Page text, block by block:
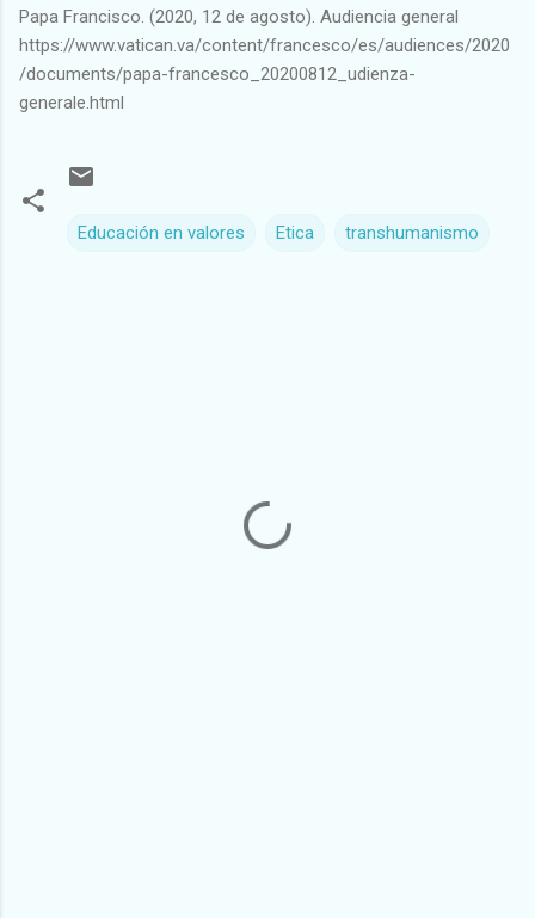
Papa Francisco. (2020, 12 de agosto). Audiencia general
https://www.vatican.va/content/francesco/es/audiences/2020
/documents/papa-francesco_20200812_udienza-
generale.html
Educación en valores Etica transhumanismo